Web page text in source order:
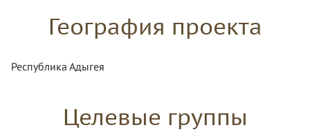
География проекта
Республика Адыгея
Целевые группы